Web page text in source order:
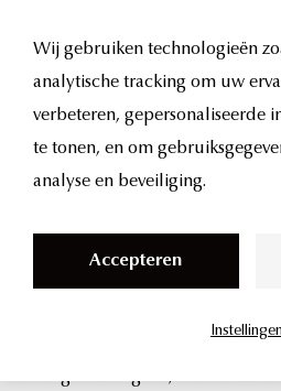
nctf135
bij UMA
in
Wij gebruiken technologieën
analytische tracking om uw
verbeteren, gepersonaliseerde
te tonen, en om
analyse en beveiliging.
Accepteren